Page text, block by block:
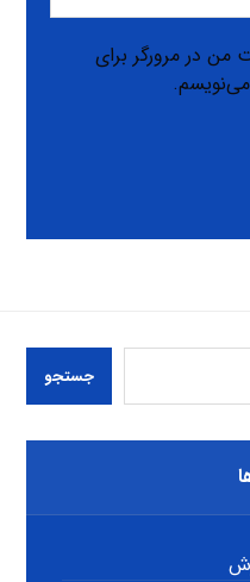
من در مرورگر برای
می‌نویسم.
جستجو